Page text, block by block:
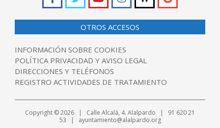
OTROS ACCESOS
INFORMACIÓN SOBRE COOKIES
POLÍTICA PRIVACIDAD Y AVISO LEGAL
DIRECCIONES Y TELÉFONOS
REGISTRO ACTIVIDADES DE TRATAMIENTO
Copyright © 2026 | Calle Alcalá, 4. Alalpardo | 91 620 21
53 | ayuntamiento@alalpardo.org